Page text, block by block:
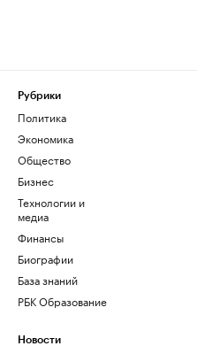
Рубрики
Политика
Экономика
Общество
Бизнес
Технологии и
медиа
Финансы
Биографии
База знаний
РБК Образование
Новости